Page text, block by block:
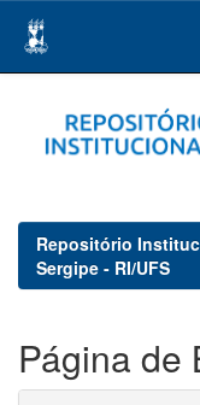
navigation
Repositório
Sergipe - RI/UFS
Página de